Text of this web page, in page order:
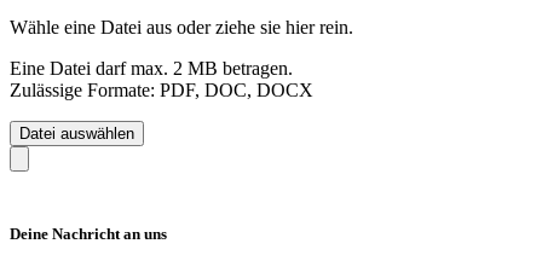
Wähle eine Datei aus oder ziehe sie hier rein.
Eine Datei darf max. 2 MB betragen.
Zulässige Formate: PDF, DOC, DOCX
Datei auswählen
Deine Nachricht an uns